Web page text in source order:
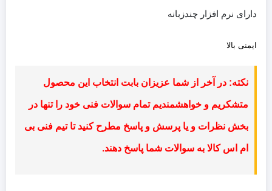
دارای نرم افزار چندزبانه
ایمنی بالا
نکته: در آخر از شما عزیزان بابت انتخاب این محصول
متشکریم و خواهشمندیم تمام سوالات فنی خود را تنها در
بخش نظرات و یا پرسش و پاسخ مطرح کنید تا تیم فنی بی
ام اس کالا به سوالات شما پاسخ دهند.